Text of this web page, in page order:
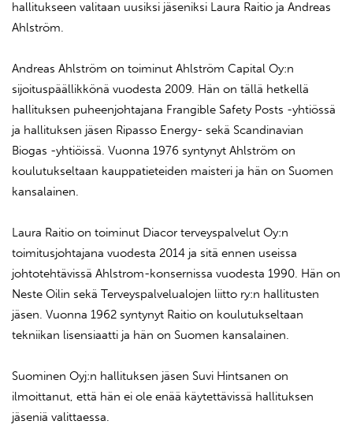
hallitukseen valitaan uusiksi jäseniksi Laura Raitio ja Andreas
Ahlström.
Andreas Ahlström on toiminut Ahlström Capital Oy:n
sijoituspäällikkönä vuodesta 2009. Hän on tällä hetkellä
hallituksen puheenjohtajana Frangible Safety Posts -yhtiössä
ja hallituksen jäsen Ripasso Energy- sekä Scandinavian
Biogas -yhtiöissä. Vuonna 1976 syntynyt Ahlström on
koulutukseltaan kauppatieteiden maisteri ja hän on Suomen
kansalainen.
Laura Raitio on toiminut Diacor terveyspalvelut Oy:n
toimitusjohtajana vuodesta 2014 ja sitä ennen useissa
johtotehtävissä Ahlstrom-konsernissa vuodesta 1990. Hän on
Neste Oilin sekä Terveyspalvelualojen liitto ry:n hallitusten
jäsen. Vuonna 1962 syntynyt Raitio on koulutukseltaan
tekniikan lisensiaatti ja hän on Suomen kansalainen.
Suominen Oyj:n hallituksen jäsen Suvi Hintsanen on
ilmoittanut, että hän ei ole enää käytettävissä hallituksen
jäseniä valittaessa.